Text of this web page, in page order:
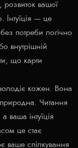
вашої
Інтуїція — це
потреби логічно
внутрішній
що карти
кожен. Вона
Читання
ваша інтуїція
це стає
ваше спілкування